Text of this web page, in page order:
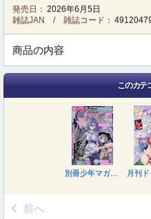
発売日： 2026年6月5日
雑誌JAN / 雑誌コード：
商品の内容
このカテ
別冊少年マガジン ２０２６年９月号
前へ